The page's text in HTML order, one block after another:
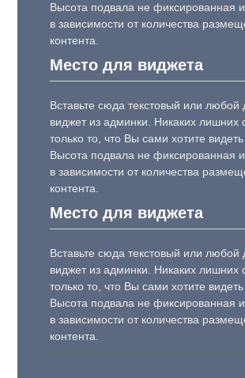
Высота подвала не фиксированная
в зависимости от количества
контента.
Место для виджета
Вставьте сюда текстовый или любой
виджет из админки. Никаких лишних
только то, что Вы сами хотите видеть
Высота подвала не фиксированная
в зависимости от количества
контента.
Место для виджета
Вставьте сюда текстовый или любой
виджет из админки. Никаких лишних
только то, что Вы сами хотите видеть
Высота подвала не фиксированная
в зависимости от количества
контента.